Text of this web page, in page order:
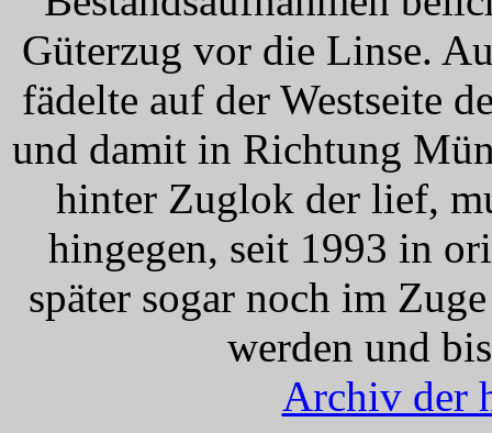
Güterzug vor die Linse.
fädelte auf der Westseite
und damit in Richtung
hinter Zuglok der lief,
hingegen, seit 1993 in
später sogar noch im
werden und
Archiv der